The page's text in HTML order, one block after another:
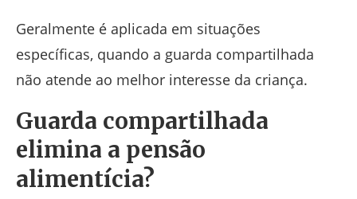
Geralmente é aplicada em situações
específicas, quando a guarda compartilhada
não atende ao melhor interesse da criança.
Guarda compartilhada
elimina a pensão
alimentícia?